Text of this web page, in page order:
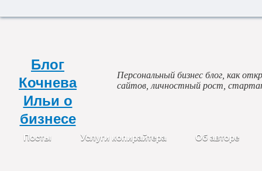
Блог
Кочнева
Ильи о
бизнесе
Персональный бизнес блог, как
сайтов, личностный рост,
Посты Услуги копирайтера Об авторе